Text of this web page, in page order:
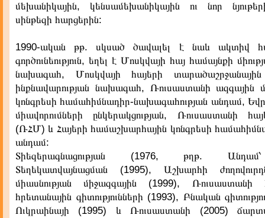
մեխանիկային, կենսամեխանիկային ու նոր
սինթեզի հարցերին:
1990-ական թթ. սկսած ծավալել է նաև ակտիվ
գործունեություն, եղել է Մոսկվայի հայ համայնքի
նախագահ, Մոսկվայի հայերի տարածաշրջանային
ինքնավարության նախագահ, Ռուսաստանի ազգային
կոնգրեսի համահիմնադիր-նախագահության անդամ,
միավորումների ընկերակցության, Ռուսաստանի
(ՌՀՄ) և Հայերի համաշխարհային կոնգրեսի
անդամ:
Տիեզերագնացության (1976, թղթ.
Տեղեկատվայնացման (1995), Աշխարհի
միասնության միջազգային (1999), Ռուսաստանի
հրետանային գիտությունների (1993), Բնական
Ուկրաինայի (1995) և Ռուսաստանի (2005)